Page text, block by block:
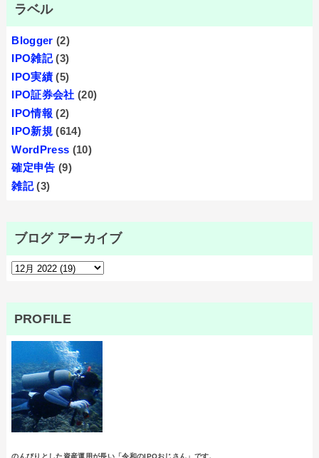
ラベル
Blogger (2)
IPO雑記 (3)
IPO実績 (5)
IPO証券会社 (20)
IPO情報 (2)
IPO新規 (614)
WordPress (10)
確定申告 (9)
雑記 (3)
ブログ アーカイブ
PROFILE
のんびりとした資産運用が長い「令和のIPOおじさん」です。